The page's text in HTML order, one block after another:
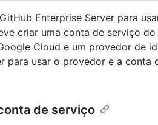
Enterprise Server para
criar uma conta de serviço
Cloud e um provedor de
para usar o provedor e a
de serviço